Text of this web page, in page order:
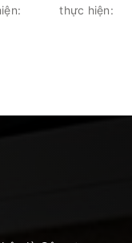
thực hiện: